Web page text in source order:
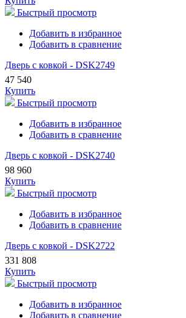
Быстрый просмотр
Добавить в избранное
Добавить в сравнение
Дверь с ковкой - DSK2749
47 540
Купить
Быстрый просмотр
Добавить в избранное
Добавить в сравнение
Дверь с ковкой - DSK2740
98 960
Купить
Быстрый просмотр
Добавить в избранное
Добавить в сравнение
Дверь с ковкой - DSK2722
331 808
Купить
Быстрый просмотр
Добавить в избранное
Добавить в сравнение